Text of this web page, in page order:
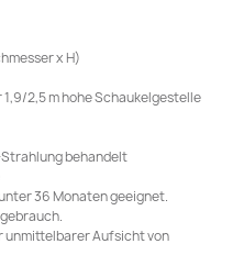
x H)
2,5 m hohe Schaukelgestelle
Strahlung behandelt
36 Monaten geeignet.
unmittelbarer Aufsicht von